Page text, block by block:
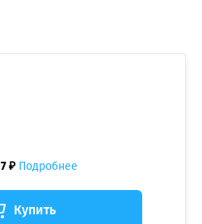
7 ₽ Подробнее
Купить